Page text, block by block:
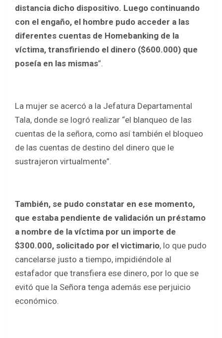
distancia dicho dispositivo. Luego continuando
con el engaño, el hombre pudo acceder a las
diferentes cuentas de Homebanking de la
víctima, transfiriendo el dinero ($600.000) que
poseía en las mismas”.
La mujer se acercó a la Jefatura Departamental
Tala, donde se logró realizar “el blanqueo de las
cuentas de la señora, como así también el bloqueo
de las cuentas de destino del dinero que le
sustrajeron virtualmente”.
También, se pudo constatar en ese momento,
que estaba pendiente de validación un préstamo
a nombre de la víctima por un importe de
$300.000, solicitado por el victimario, lo que pudo
cancelarse justo a tiempo, impidiéndole al
estafador que transfiera ese dinero, por lo que se
evitó que la Señora tenga además ese perjuicio
económico.